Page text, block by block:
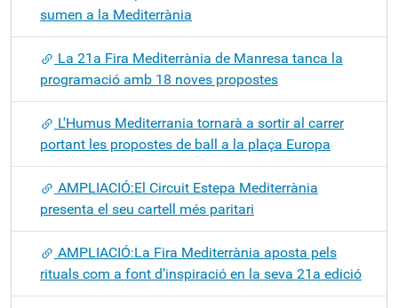
sumen a la Mediterrània
La 21a Fira Mediterrània de Manresa tanca la
programació amb 18 noves propostes
L'Humus Mediterrania tornarà a sortir al carrer
portant les propostes de ball a la plaça Europa
AMPLIACIÓ:El Circuit Estepa Mediterrània
presenta el seu cartell més paritari
AMPLIACIÓ:La Fira Mediterrània aposta pels
rituals com a font d’inspiració en la seva 21a edició